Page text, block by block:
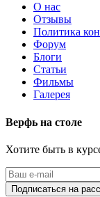
О нас
Отзывы
Политика
Форум
Блоги
Статьи
Фильмы
Галерея
Верфь на столе
Хотите быть в